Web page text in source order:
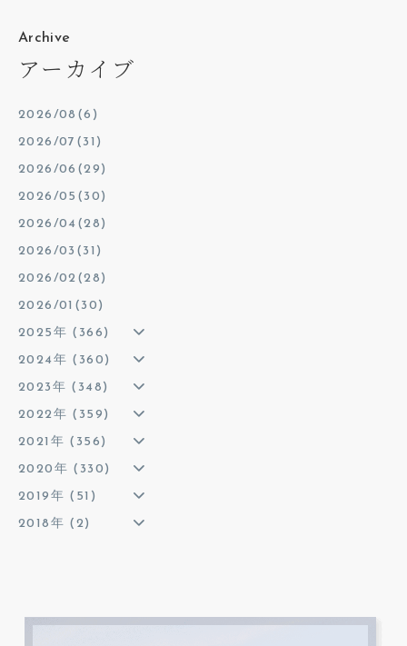
Archive
アーカイブ
2026/08(6)
2026/07(31)
2026/06(29)
2026/05(30)
2026/04(28)
2026/03(31)
2026/02(28)
2026/01(30)
2025年 (366)
2024年 (360)
2023年 (348)
2022年 (359)
2021年 (356)
2020年 (330)
2019年 (51)
2018年 (2)